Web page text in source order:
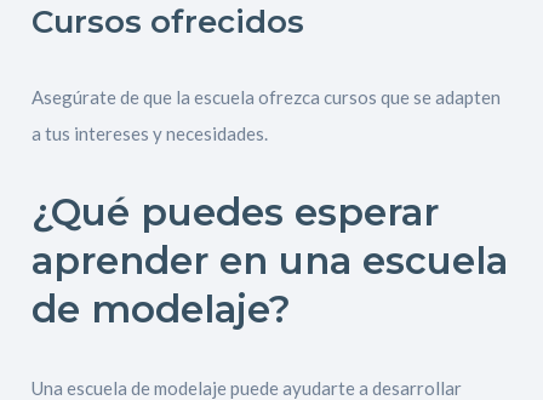
Cursos ofrecidos
Asegúrate de que la escuela ofrezca cursos que se adapten
a tus intereses y necesidades.
¿Qué puedes esperar
aprender en una escuela
de modelaje?
Una escuela de modelaje puede ayudarte a desarrollar